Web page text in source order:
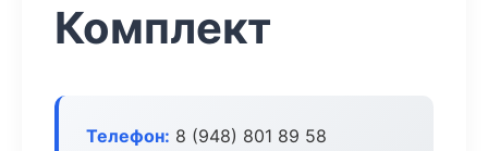
Комплект
Телефон: 8 (948) 801 89 58